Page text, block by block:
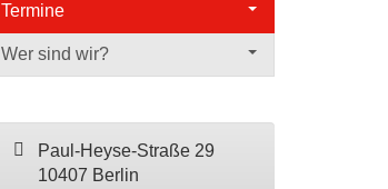
Termine
Wer sind wir?
Paul-Heyse-Straße 29
10407 Berlin